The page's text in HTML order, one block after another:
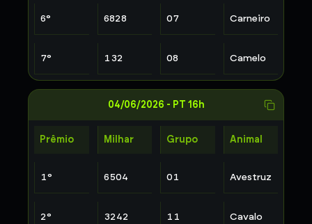
6° 6828 07 Carneiro
7° 132 08 Camelo
04/06/2026 - PT 16h
Prêmio Milhar Grupo Animal
1° 6504 01 Avestruz
2° 3242 11 Cavalo